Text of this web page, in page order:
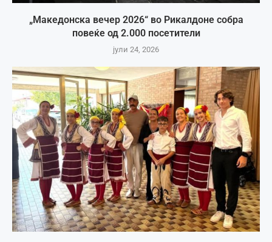
„Македонска вечер 2026“ во Рикалдоне собра
повеќе од 2.000 посетители
јули 24, 2026